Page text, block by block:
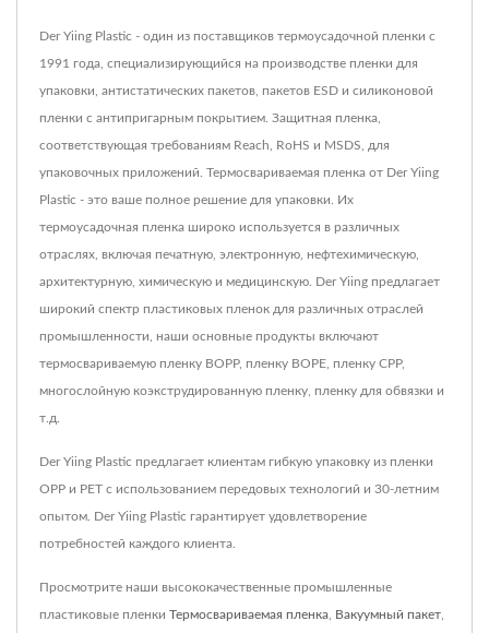
Der Yiing Plastic - один из поставщиков термоусадочной пленки с
1991 года, специализирующийся на производстве пленки для
упаковки, антистатических пакетов, пакетов ESD и силиконовой
пленки с антипригарным покрытием. Защитная пленка,
соответствующая требованиям Reach, RoHS и MSDS, для
упаковочных приложений. Термосвариваемая пленка от Der Yiing
Plastic - это ваше полное решение для упаковки. Их
термоусадочная пленка широко используется в различных
отраслях, включая печатную, электронную, нефтехимическую,
архитектурную, химическую и медицинскую. Der Yiing предлагает
широкий спектр пластиковых пленок для различных отраслей
промышленности, наши основные продукты включают
термосвариваемую пленку BOPP, пленку BOPE, пленку CPP,
многослойную коэкструдированную пленку, пленку для обвязки и
т.д.
Der Yiing Plastic предлагает клиентам гибкую упаковку из пленки
OPP и PET с использованием передовых технологий и 30-летним
опытом. Der Yiing Plastic гарантирует удовлетворение
потребностей каждого клиента.
Просмотрите наши высококачественные промышленные
пластиковые пленки Термосвариваемая пленка Вакуумный пакет